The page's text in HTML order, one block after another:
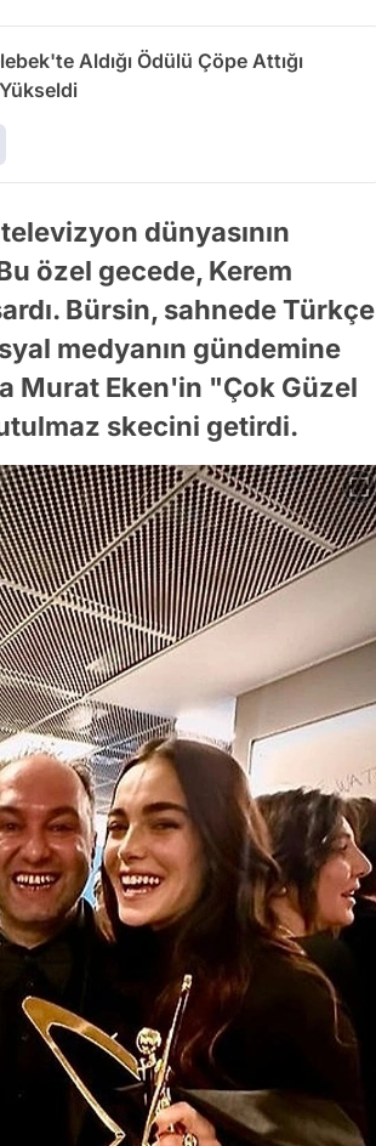
Aldığı Ödülü Çöpe Attığı
dünyasının
özel gecede, Kerem
Bürsin, sahnede Türkçe
medyanın gündemine
Murat Eken'in "Çok Güzel
skecini getirdi.